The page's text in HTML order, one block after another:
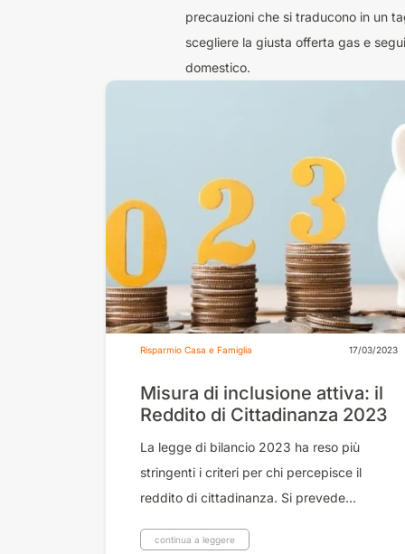
precauzioni che si traducono in un
scegliere la giusta offerta gas e
domestico.
Risparmio Casa e Famiglia 17/03/2023
Misura di inclusione attiva: il
Reddito di Cittadinanza 2023
La legge di bilancio 2023 ha reso più
stringenti i criteri per chi percepisce il
reddito di cittadinanza. Si prevede...
continua a leggere